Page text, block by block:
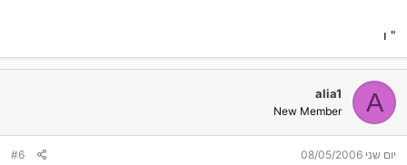
" ו
A
alia1
New Member
יום שני 08/05/2006 #6